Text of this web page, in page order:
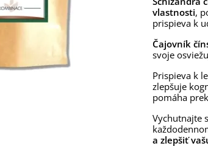
vlastnosti,
prispieva k
Čajovník
svoje
Prispieva k
zlepšuje
pomáha
Vychutnajte
a zlepšiť